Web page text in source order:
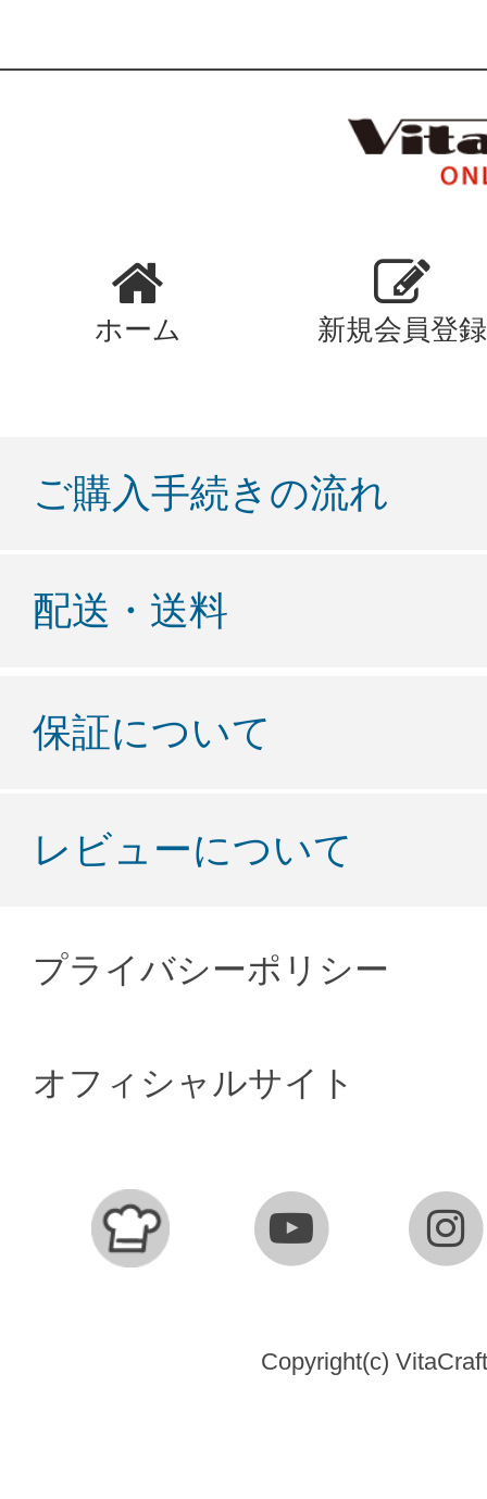
ホーム 新規会員登録
ご購入手続きの流れ
配送・送料
保証について
レビューについて
プライバシーポリシー
オフィシャルサイト
Copyright(c)